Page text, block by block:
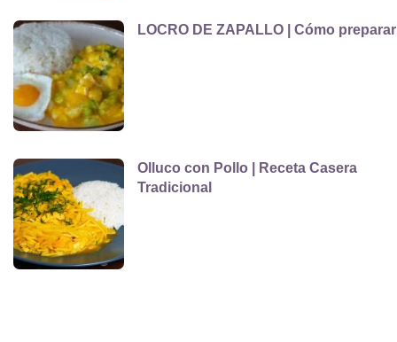
LOCRO DE ZAPALLO | Cómo
Olluco con Pollo | Receta Casera
Tradicional